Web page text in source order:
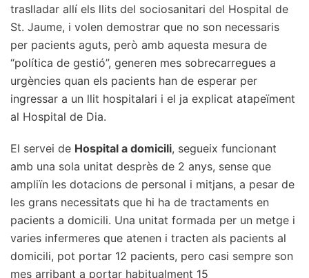
traslladar allí els llits del sociosanitari del Hospital de
St. Jaume, i volen demostrar que no son necessaris
per pacients aguts, però amb aquesta mesura de
“política de gestió”, generen mes sobrecarregues a
urgències quan els pacients han de esperar per
ingressar a un llit hospitalari i el ja explicat atapeïment
al Hospital de Dia.
El servei de Hospital a domicili, segueix funcionant
amb una sola unitat desprès de 2 anys, sense que
ampliïn les dotacions de personal i mitjans, a pesar de
les grans necessitats que hi ha de tractaments en
pacients a domicili. Una unitat formada per un metge i
varies infermeres que atenen i tracten als pacients al
domicili, pot portar 12 pacients, pero casi sempre son
mes arribant a portar habitualment 15